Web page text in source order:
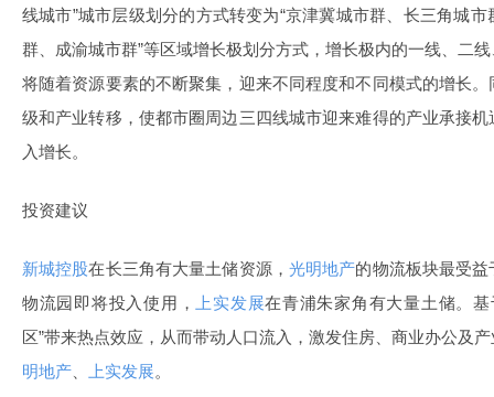
线城市”城市层级划分的方式转变为“京津冀城市群、长三角城市
群、成渝城市群”等区域增长极划分方式，增长极内的一线、二
将随着资源要素的不断聚集，迎来不同程度和不同模式的增长
级和产业转移，使都市圈周边三四线城市迎来难得的产业承接
入增长。
投资建议
新城控股在长三角有大量土储资源， 光明地产的物流板块最受
物流园即将投入使用，
上实发展在青浦朱家角有大量土储。
区”带来热点效应，从而带动人口流入，激发住房、商业办公及
明地产
上实发展。